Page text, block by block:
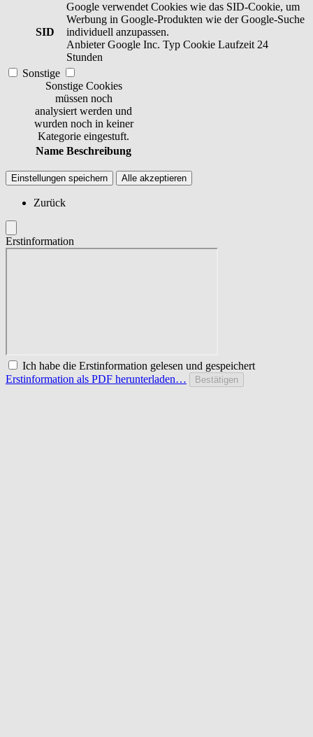
SID
Google verwendet Cookies wie das SID-Cookie, um
Werbung in Google-Produkten wie der Google-Suche
individuell anzupassen.
Anbieter Google Inc. Typ Cookie Laufzeit 24
Stunden
Sonstige
Sonstige Cookies
müssen noch
analysiert werden und
wurden noch in keiner
Kategorie eingestuft.
Name Beschreibung
Einstellungen speichern Alle akzeptieren
Zurück
Erstinformation
Ich habe die Erstinformation gelesen und gespeichert
Erstinformation als PDF herunterladen…
Bestätigen